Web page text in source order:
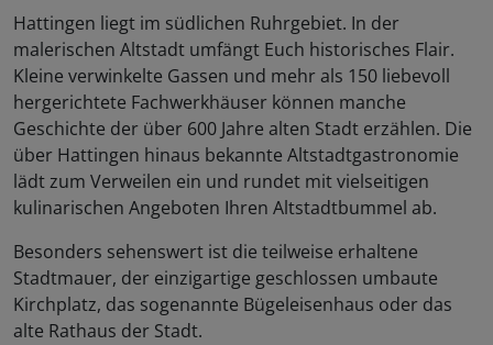
Hattingen liegt im südlichen Ruhrgebiet. In der
malerischen Altstadt umfängt Euch historisches Flair.
Kleine verwinkelte Gassen und mehr als 150 liebevoll
hergerichtete Fachwerkhäuser können manche
Geschichte der über 600 Jahre alten Stadt erzählen. Die
über Hattingen hinaus bekannte Altstadtgastronomie
lädt zum Verweilen ein und rundet mit vielseitigen
kulinarischen Angeboten Ihren Altstadtbummel ab.
Besonders sehenswert ist die teilweise erhaltene
Stadtmauer, der einzigartige geschlossen umbaute
Kirchplatz, das sogenannte Bügeleisenhaus oder das
alte Rathaus der Stadt.